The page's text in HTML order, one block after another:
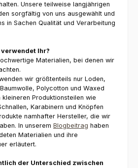
Unsere teilweise langjährigen
sorgfältig von uns ausgewählt und
in Sachen Qualität und Verarbeitung
Ihr?
Materialien, bei denen wir
wir größtenteils nur Loden,
Polycotton und Waxed
Produktionsteilen wie
Karabinern und Knöpfen
namhafter Hersteller, die wir
In unserem Blogbeitrag haben
Materialien und ihre
erläutert.
der Unterschied zwischen